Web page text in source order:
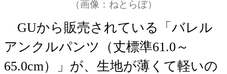
（画像：ねとらぼ）
GUから販売されている「バレル
アンクルパンツ（丈標準61.0～
65.0cm）」が、生地が薄くて軽いの